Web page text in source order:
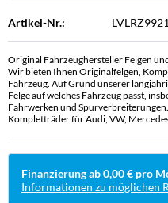
Artikel-Nr.:
Original Fahrzeughersteller Felgen
Wir bieten Ihnen Originalfelgen,
Fahrzeug. Auf Grund unserer
Felge auf welches Fahrzeug passt,
Fahrwerken und
Kompletträder für Audi, VW,
Finanzierung ab 0,00 € pro
Informationen zu möglichen